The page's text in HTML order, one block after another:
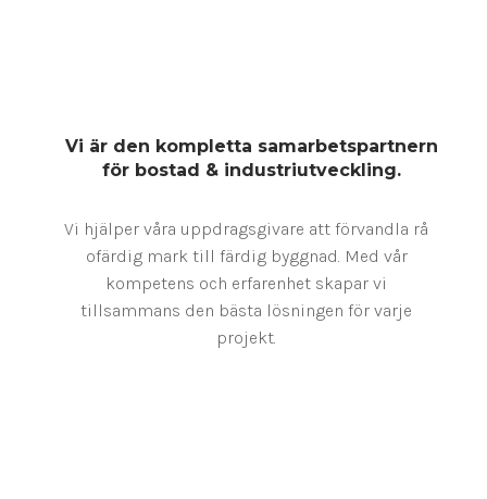
Vi är den kompletta samarbetspartnern
för bostad & industriutveckling.
Vi hjälper våra uppdragsgivare att förvandla rå
ofärdig mark till färdig byggnad. Med vår
kompetens och erfarenhet skapar vi
tillsammans den bästa lösningen för varje
projekt.